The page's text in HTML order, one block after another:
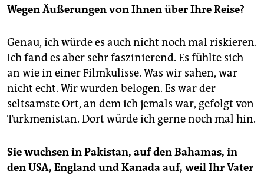
Wegen Äußerungen von Ihnen über Ihre Reise?
Genau, ich würde es auch nicht noch mal riskieren.
Ich fand es aber sehr faszinierend. Es fühlte sich
an wie in einer Filmkulisse. Was wir sahen, war
nicht echt. Wir wurden belogen. Es war der
seltsamste Ort, an dem ich jemals war, gefolgt von
Turkmenistan. Dort würde ich gerne noch mal hin.
Sie wuchsen in Pakistan, auf den Bahamas, in
den USA, England und Kanada auf, weil Ihr Vater